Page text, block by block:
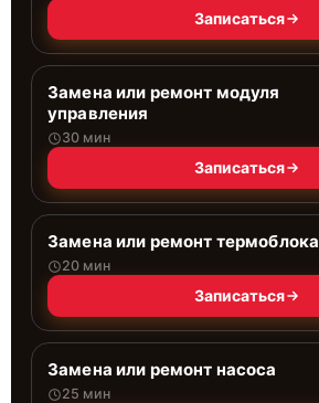
Записаться
Замена или ремонт модуля
управления
30 мин
Записаться
Замена или ремонт термоблока
20 мин
Записаться
Замена или ремонт насоса
25 мин